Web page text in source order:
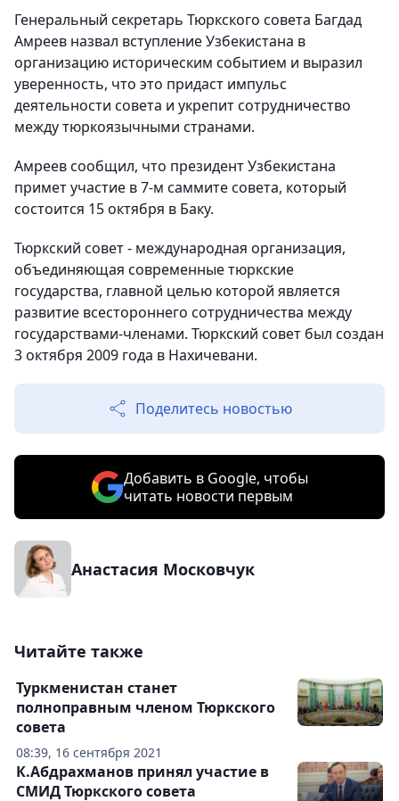
Генеральный секретарь Тюркского совета Багдад
Амреев назвал вступление Узбекистана в
организацию историческим событием и выразил
уверенность, что это придаст импульс
деятельности совета и укрепит сотрудничество
между тюркоязычными странами.
Амреев сообщил, что президент Узбекистана
примет участие в 7-м саммите совета, который
состоится 15 октября в Баку.
Тюркский совет - международная организация,
объединяющая современные тюркские
государства, главной целью которой является
развитие всестороннего сотрудничества между
государствами-членами. Тюркский совет был создан
3 октября 2009 года в Нахичевани.
Поделитесь новостью
Добавить в Google, чтобы
читать новости первым
Анастасия Московчук
Читайте также
08:39, 16 сентября 2021
Туркменистан станет
полноправным членом Тюркского
совета
К.Абдрахманов принял участие в
СМИД Тюркского совета